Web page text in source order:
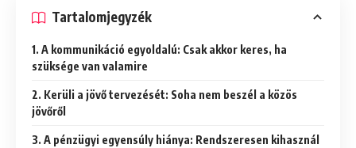
Tartalomjegyzék
1. A kommunikáció egyoldalú: Csak akkor keres, ha
szüksége van valamire
2. Kerüli a jövő tervezését: Soha nem beszél a közös
jövőről
3. A pénzügyi egyensúly hiánya: Rendszeresen kihasznál